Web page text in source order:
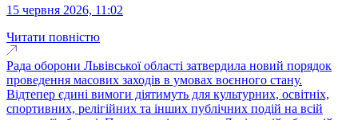
15 червня 2026, 11:02
Читати повністю
Рада оборони Львівської області затвердила новий порядок
проведення масових заходів в умовах воєнного стану.
Відтепер єдині вимоги діятимуть для культурних, освітніх,
спортивних, релігійних та інших публічних подій на всій